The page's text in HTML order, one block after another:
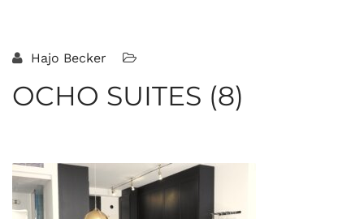
Hajo Becker
OCHO SUITES (8)